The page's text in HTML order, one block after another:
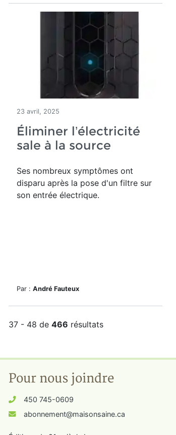
23 avril, 2025
Éliminer l’électricité
sale à la source
Ses nombreux symptômes ont
disparu après la pose d'un filtre sur
son entrée électrique.
Par : André Fauteux
37 - 48 de 466 résultats
Pour nous joindre
450 745-0609
abonnement@maisonsaine.ca